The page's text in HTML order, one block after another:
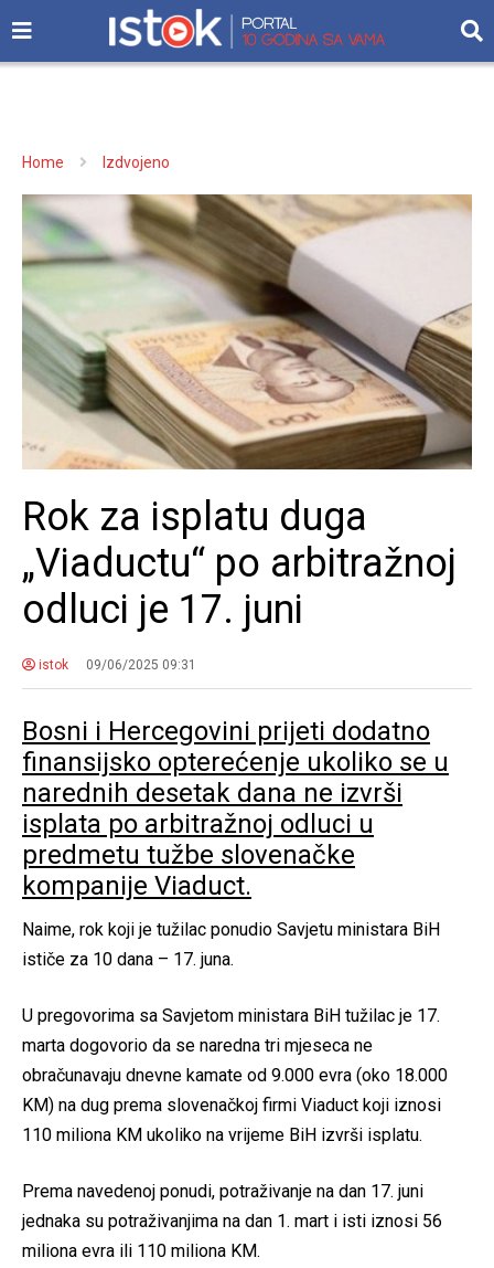
Home Izdvojeno
Rok za isplatu duga
„Viaductu“ po arbitražnoj
odluci je 17. juni
istok 09/06/2025 09:31
Bosni i Hercegovini prijeti dodatno
finansijsko opterećenje ukoliko se u
narednih desetak dana ne izvrši
isplata po arbitražnoj odluci u
predmetu tužbe slovenačke
kompanije Viaduct.
Naime, rok koji je tužilac ponudio Savjetu ministara BiH
ističe za 10 dana – 17. juna.
U pregovorima sa Savjetom ministara BiH tužilac je 17.
marta dogovorio da se naredna tri mjeseca ne
obračunavaju dnevne kamate od 9.000 evra (oko 18.000
KM) na dug prema slovenačkoj firmi Viaduct koji iznosi
110 miliona KM ukoliko na vrijeme BiH izvrši isplatu.
Prema navedenoj ponudi, potraživanje na dan 17. juni
jednaka su potraživanjima na dan 1. mart i isti iznosi 56
miliona evra ili 110 miliona KM.